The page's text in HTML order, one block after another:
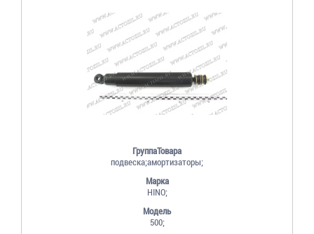
ГруппаТовара
подвеска;амортизаторы;
Марка
HINO;
Модель
500;